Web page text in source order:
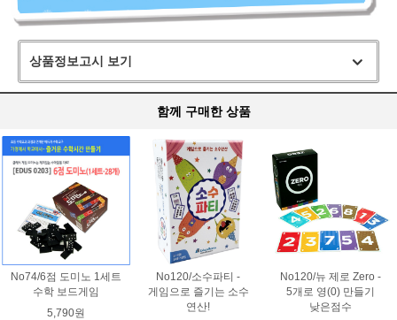
상품정보고시 보기
함께 구매한 상품
No74/6점 도미노 1세트
수학 보드게임
5,790원
No120/소수파티 -
게임으로 즐기는 소수
연산!
No120/뉴 제로 Zero -
5개로 영(0) 만들기
낮은점수